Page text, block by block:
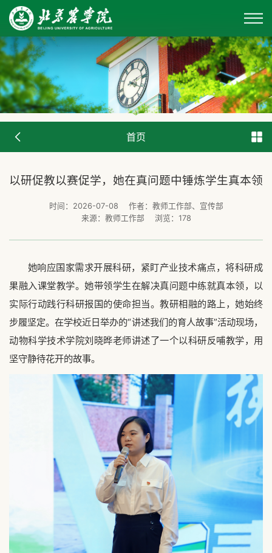
首页
以研促教以赛促学，她在真问题中锤炼学生真本领
时间：2026-07-08
作者：教师工作部、宣传部
来源：教师工作部
浏览： 178
她响应国家需求开展科研，紧盯产业技术痛点，将科研成
果融入课堂教学。她带领学生在解决真问题中练就真本领，以
实际行动践行科研报国的使命担当。教研相融的路上，她始终
步履坚定。在学校近日举办的“讲述我们的育人故事”活动现场，
动物科学技术学院刘晓晔老师讲述了一个以科研反哺教学，用
坚守静待花开的故事。